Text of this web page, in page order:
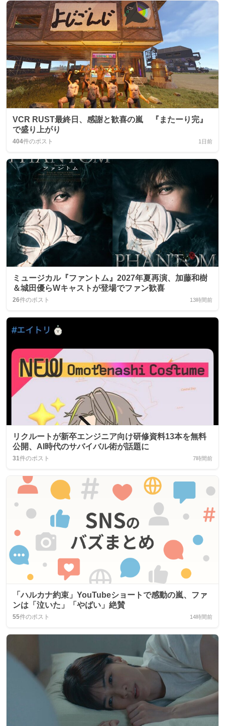
VCR RUST最終日、感謝と歓喜の嵐 『またーり完』
で盛り上がり
404件のポスト 1日前
ミュージカル『ファントム』2027年夏再演、加藤和樹
＆城田優らWキャストが登場でファン歓喜
26件のポスト 13時間前
リクルートが新卒エンジニア向け研修資料13本を無料
公開、AI時代のサバイバル術が話題に
31件のポスト 7時間前
「ハルカナ約束」YouTubeショートで感動の嵐、ファ
ンは「泣いた」「やばい」絶賛
55件のポスト 14時間前